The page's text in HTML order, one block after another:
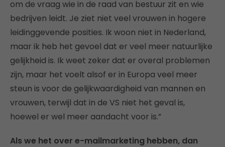
om de vraag wie in de raad van bestuur zit en wie
bedrijven leidt. Je ziet niet veel vrouwen in hogere
leidinggevende posities. Ik woon niet in Nederland,
maar ik heb het gevoel dat er veel meer natuurlijke
gelijkheid is. Ik weet zeker dat er overal problemen
zijn, maar het voelt alsof er in Europa veel meer
steun is voor de gelijkwaardigheid van mannen en
vrouwen, terwijl dat in de VS niet het geval is,
hoewel er wel meer aandacht voor is.”
Als we het over e-mailmarketing hebben, dan